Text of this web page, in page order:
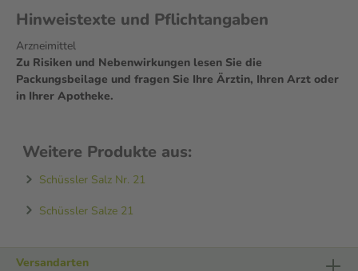
Hinweistexte und Pflichtangaben
Arzneimittel
Zu Risiken und Nebenwirkungen lesen Sie die
Packungsbeilage und fragen Sie Ihre Ärztin, Ihren Arzt oder
in Ihrer Apotheke.
Weitere Produkte aus:
Schüssler Salz Nr. 21
Schüssler Salze 21
Versandarten